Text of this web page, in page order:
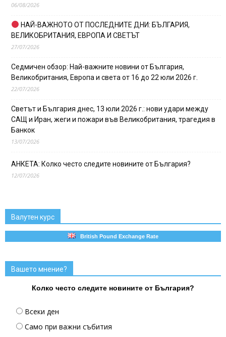
06/08/2026
НАЙ-ВАЖНОТО ОТ ПОСЛЕДНИТЕ ДНИ: БЪЛГАРИЯ,
ВЕЛИКОБРИТАНИЯ, ЕВРОПА И СВЕТЪТ
27/07/2026
Седмичен обзор: Най-важните новини от България,
Великобритания, Европа и света от 16 до 22 юли 2026 г.
22/07/2026
Светът и България днес, 13 юли 2026 г.: нови удари между
САЩ и Иран, жеги и пожари във Великобритания, трагедия в
Банкок
13/07/2026
АНКЕТА: Колко често следите новините от България?
12/07/2026
Валутен курс
British Pound Exchange Rate
Вашето мнение?
Колко често следите новините от България?
Всеки ден
Само при важни събития